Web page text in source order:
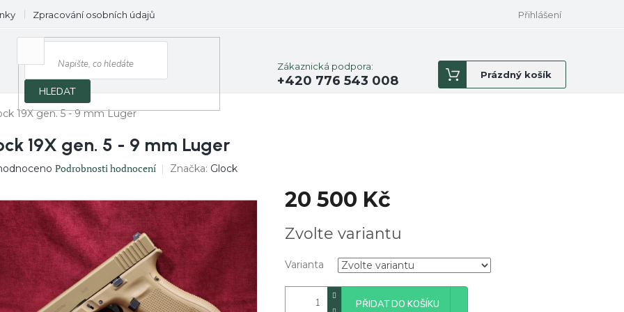
Zpracování osobních údajů Přihlášení
HLEDAT
Zákaznická podpora:
+420 776 543 008
Nákupní
košík
Prázdný košík
19X gen. 5 - 9 mm Luger
19X gen. 5 - 9 mm Luger
Podrobnosti hodnocení Značka: Glock
20 500 Kč
cena:
Zvolte variantu
Varianta
PŘIDAT DO KOŠÍKU